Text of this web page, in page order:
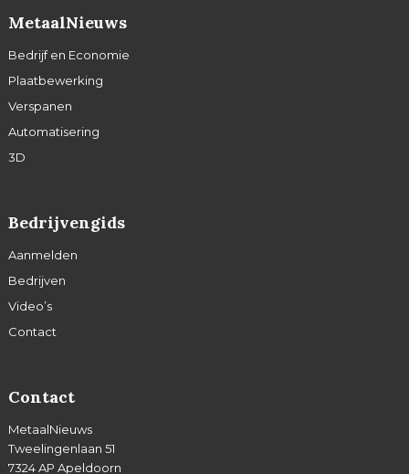
MetaalNieuws
Bedrijf en Economie
Plaatbewerking
Verspanen
Automatisering
3D
Bedrijvengids
Aanmelden
Bedrijven
Video’s
Contact
Contact
MetaalNieuws
Tweelingenlaan 51
7324 AP Apeldoorn